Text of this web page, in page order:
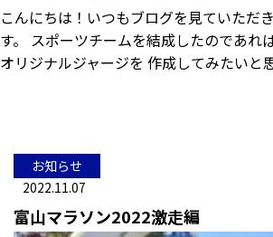
こんにちは！いつもブログを見ていただ
す。 スポーツチームを結成したのであれ
オリジナルジャージを 作成してみたいと
お知らせ
2022.11.07
富山マラソン2022激走編